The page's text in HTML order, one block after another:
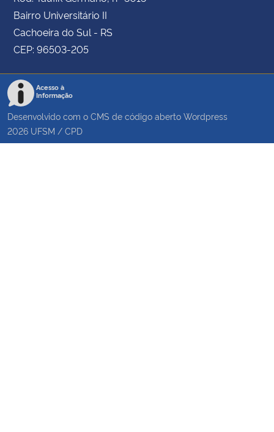
Bairro Universitário II
Cachoeira do Sul - RS
CEP: 96503-205
Acesso à
Informação
Desenvolvido com o CMS de código aberto Wordpress
2026 UFSM / CPD